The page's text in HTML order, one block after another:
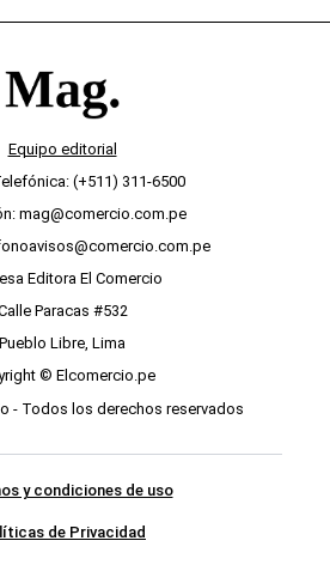
Equipo editorial
(+511) 311-6500
mag@comercio.com.pe
Editora El Comercio
Paracas #532
Pueblo Libre, Lima
© Elcomercio.pe
- Todos los derechos reservados
y condiciones de uso
de Privacidad